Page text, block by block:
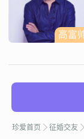
高富
珍爱首页 征婚交友